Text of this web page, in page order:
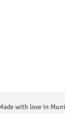
with love in